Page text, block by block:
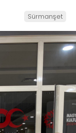
Sürmanşet